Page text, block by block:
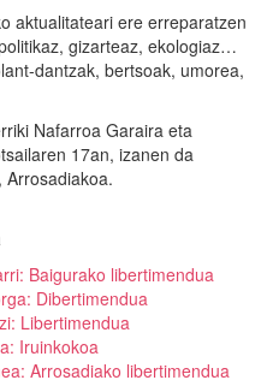
aktualitateari ere erreparatzen
gizarteaz, ekologiaz…
dantzak, bertsoak, umorea,
Nafarroa Garaira eta
17an, izanen da
Baigurako libertimendua
Dibertimendua
Libertimendua
Iruinkokoa
Arrosadiako libertimendua